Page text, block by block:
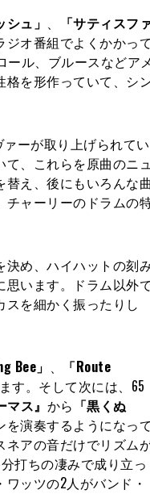
ュ」 、
「サティスフ
オ番組でよくかかって
ール、ブルースなどアメ
を形作っていて、シ
ーが取り上げられてい
、これらを原曲のニュ
え、後にもいろんな曲
チャーリーのドラムの
め、ハイハットの刻
思います。ドラム以外
を細かく振ったりし
Bee」 、
「Route
す。そして次には、65
マス』 から 「黒くぬ
演奏するようになって
ネアの音だけでリズム
打ちの凄みで成り立っ
ッツの2人がバンド・